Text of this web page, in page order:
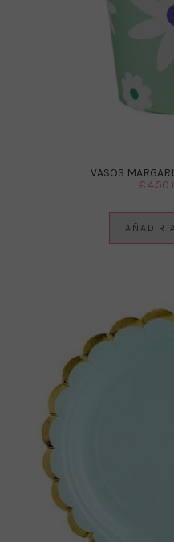
VASOS
€4.50
AÑADIR